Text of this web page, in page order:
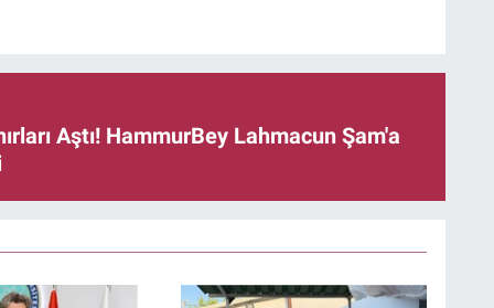
Aştı! HammurBey Lahmacun Şam'a